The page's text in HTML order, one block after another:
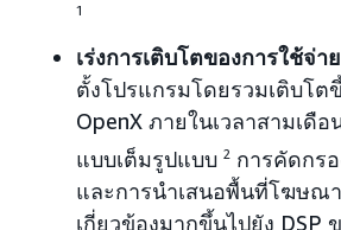
1
เร่งการเติบโตของการใช้จ่า
ตั้งโปรแกรมโดยรวมเติบโต
OpenX ภายในเวลาสามเดื
แบบเต็มรูปแบบ 2 การคัดกร
และการนำเสนอพื้นที่โฆษณ
เกี่ยวข้องมากขึ้นไปยัง DSP